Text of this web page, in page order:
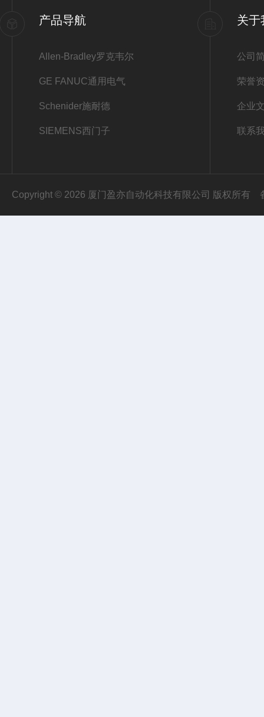
产品导航
Allen-Bradley罗克韦尔
GE FANUC通用电气
Schenider施耐德
SIEMENS西门子
关于
公司
荣誉
企业
联系
Copyright © 2026 厦门盈亦自动化科技有限公司 版权所有